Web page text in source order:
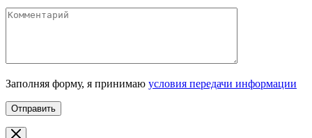
Заполняя форму, я принимаю условия передачи информации